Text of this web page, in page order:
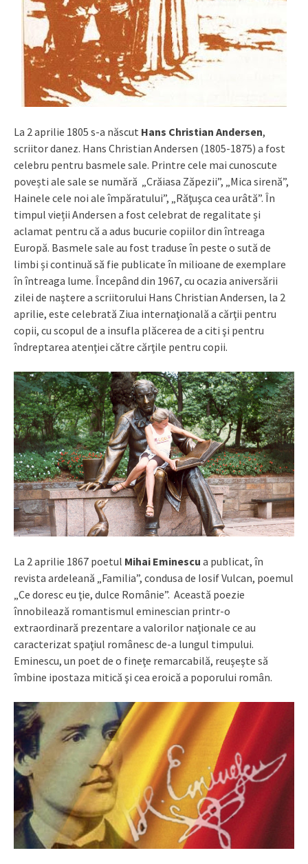
La 2 aprilie 1805 s-a născut Hans Christian Andersen,
scriitor danez. Hans Christian Andersen (1805-1875) a fost
celebru pentru basmele sale. Printre cele mai cunoscute
povești ale sale se numără „Crăiasa Zăpezii”, „Mica sirenă”,
Hainele cele noi ale împăratului”, „Răţuşca cea urâtă”. În
timpul vieții Andersen a fost celebrat de regalitate și
aclamat pentru că a adus bucurie copiilor din întreaga
Europă. Basmele sale au fost traduse în peste o sută de
limbi și continuă să fie publicate în milioane de exemplare
în întreaga lume. Începând din 1967, cu ocazia aniversării
zilei de naştere a scriitorului Hans Christian Andersen, la 2
aprilie, este celebrată Ziua internaţională a cărţii pentru
copii, cu scopul de a insufla plăcerea de a citi şi pentru
îndreptarea atenţiei către cărţile pentru copii.
La 2 aprilie 1867 poetul Mihai Eminescu a publicat, în
revista ardeleană „Familia”, condusa de Iosif Vulcan, poemul
„Ce doresc eu ţie, dulce Românie”. Această poezie
înnobilează romantismul eminescian printr-o
extraordinară prezentare a valorilor naţionale ce au
caracterizat spaţiul românesc de-a lungul timpului.
Eminescu, un poet de o fineţe remarcabilă, reuşeşte să
îmbine ipostaza mitică şi cea eroică a poporului român.